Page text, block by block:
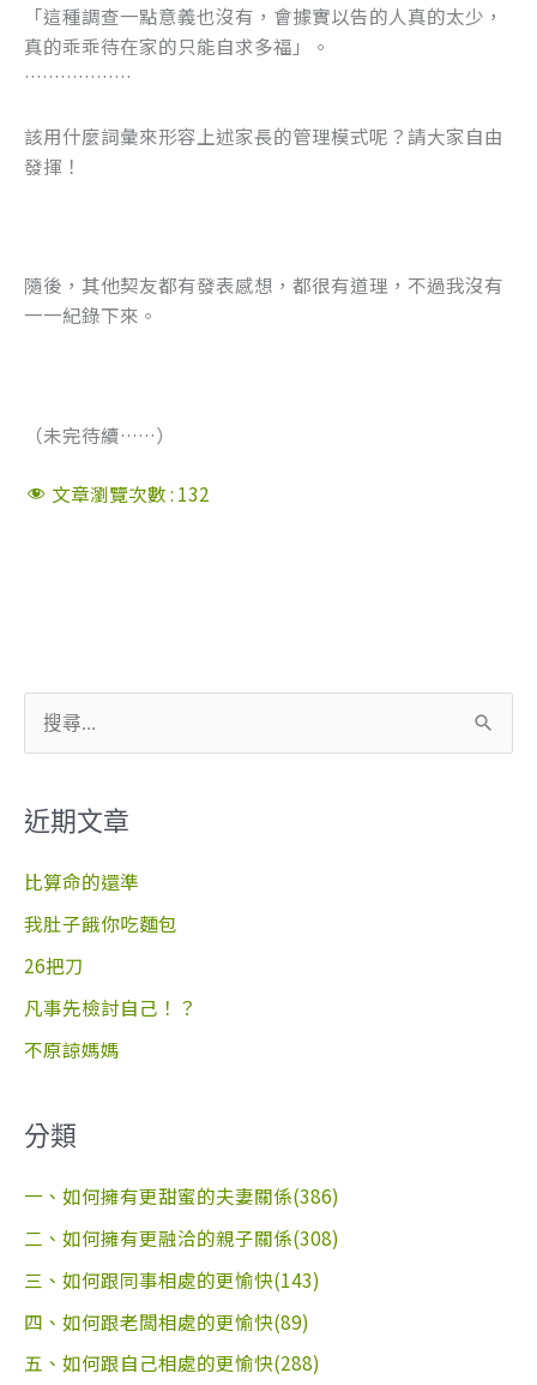
「這種調查一點意義也沒有，會據實以告的人真的太少，
真的乖乖待在家的只能自求多福」。
………………
該用什麼詞彙來形容上述家長的管理模式呢？請大家自由
發揮！
隨後，其他契友都有發表感想，都很有道理，不過我沒有
一一紀錄下來。
（未完待續……）
文章瀏覽次數 : 132
尋
鍵
字
:
近期文章
比算命的還準
我肚子餓你吃麵包
26把刀
凡事先檢討自己！？
不原諒媽媽
分類
一、如何擁有更甜蜜的夫妻關係(386)
二、如何擁有更融洽的親子關係(308)
三、如何跟同事相處的更愉快(143)
四、如何跟老闆相處的更愉快(89)
五、如何跟自己相處的更愉快(288)